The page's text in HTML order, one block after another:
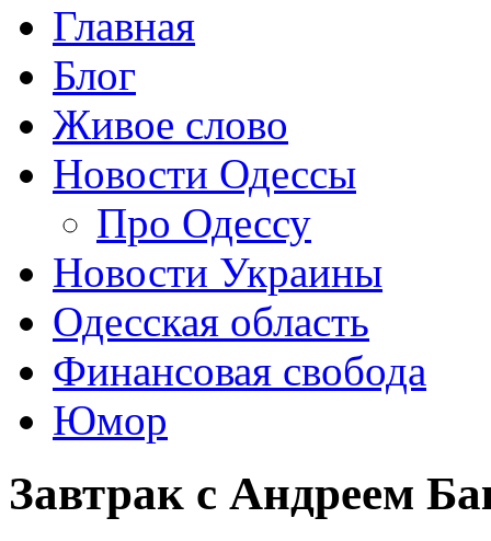
Главная
Блог
Живое слово
Новости Одессы
Про Одессу
Новости Украины
Одесская область
Финансовая свобода
Юмор
Завтрак с Андреем